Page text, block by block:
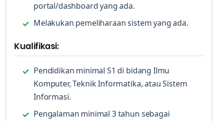
portal/dashboard yang ada.
Melakukan pemeliharaan sistem yang ada.
Kualifikasi:
Pendidikan minimal S1 di bidang Ilmu
Komputer, Teknik Informatika, atau Sistem
Informasi.
Pengalaman minimal 3 tahun sebagai